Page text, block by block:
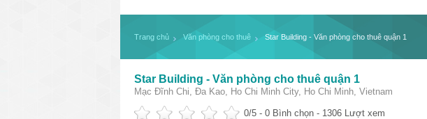
Trang chủ Văn phòng cho thuê Star Building - Văn phòng cho thuê quận 1
Star Building - Văn phòng cho thuê quận 1
Mạc Đĩnh Chi, Đa Kao, Ho Chi Minh City, Ho Chi Minh, Vietnam
0/5 - 0 Bình chọn - 1306 Lượt xem